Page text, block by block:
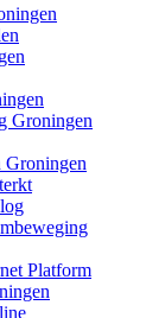
Groningen
Groningen
Platform